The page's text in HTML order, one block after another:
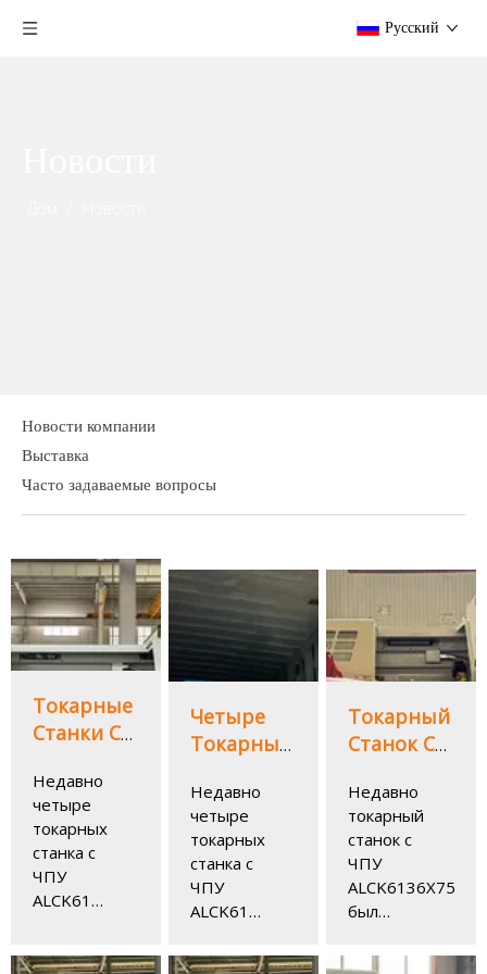
Pусский
Новости компании
Выставка
Часто задаваемые вопросы
Токарные
Станки С
ALCK6150X1000
Успешно
Отправлены
В
Аргентину
Недавно
четыре
токарных
станка с
ЧПУ
ALCK6150X1000
Четыре
Токарных
ЧПУ
ALCK6136X750
Были
Упакованы
И
В
Недавно
четыре
токарных
станка с
ЧПУ
ALCK6136X750
успешно
Токарный
Станок С
ALCK6136X750
Упакован
И
Отправлен
В
Обеспечивая
Недавно
токарный
станок с
ЧПУ
ALCK6136X750
был
упакован